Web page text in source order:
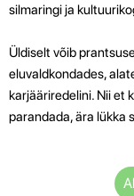
silmaringi ja
Üldiselt võib
eluvaldkondades,
karjääriredelini. Nii et
parandada, ära lükka